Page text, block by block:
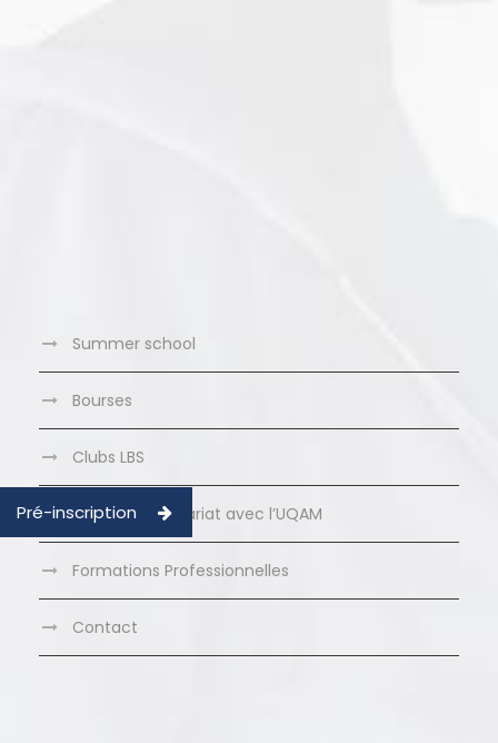
Summer school
Bourses
Clubs LBS
MBA en partenariat avec l’UQAM
Formations Professionnelles
Contact
Pré-inscription